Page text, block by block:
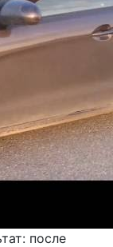
после